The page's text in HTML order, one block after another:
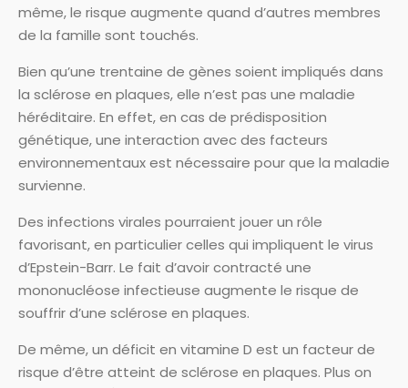
même, le risque augmente quand d’autres membres
de la famille sont touchés.
Bien qu’une trentaine de gènes soient impliqués dans
la sclérose en plaques, elle n’est pas une maladie
héréditaire. En effet, en cas de prédisposition
génétique, une interaction avec des facteurs
environnementaux est nécessaire pour que la maladie
survienne.
Des infections virales pourraient jouer un rôle
favorisant, en particulier celles qui impliquent le virus
d’Epstein-Barr. Le fait d’avoir contracté une
mononucléose infectieuse augmente le risque de
souffrir d’une sclérose en plaques.
De même, un déficit en vitamine D est un facteur de
risque d’être atteint de sclérose en plaques. Plus on